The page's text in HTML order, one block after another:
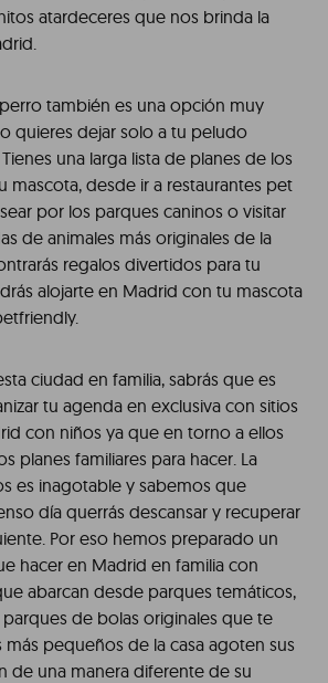
atardeceres que nos brinda la
también es una opción muy
quieres dejar solo a tu peludo
una larga lista de planes de los
mascota, desde ir a restaurantes pet
por los parques caninos o visitar
de animales más originales de la
regalos divertidos para tu
alojarte en Madrid con tu mascota
ciudad en familia, sabrás que es
tu agenda en exclusiva con sitios
con niños ya que en torno a ellos
planes familiares para hacer. La
es inagotable y sabemos que
día querrás descansar y recuperar
Por eso hemos preparado un
hacer en Madrid en familia con
abarcan desde parques temáticos,
de bolas originales que te
más pequeños de la casa agoten sus
de una manera diferente de su